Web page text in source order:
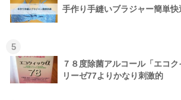
手作り手縫いブラジャー簡単快
5
７８度除菌アルコール「エコ
リーゼ77よりかなり刺激的